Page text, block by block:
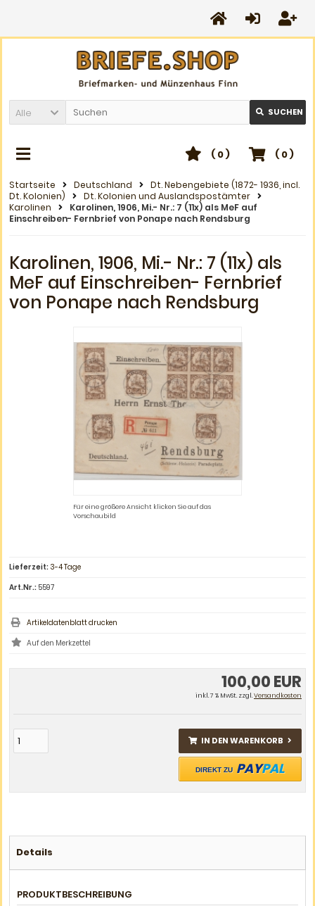
Alle SUCHEN
( 0)
( 0)
Startseite Deutschland
Dt. Nebengebiete (1872- 1936, incl.
Dt. Kolonien)
Dt. Kolonien und Auslandspostämter
Karolinen
Karolinen, 1906, Mi.- Nr.: 7 (11x) als MeF auf
Einschreiben- Fernbrief von Ponape nach Rendsburg
Karolinen, 1906, Mi.- Nr.: 7 (11x) als
MeF auf Einschreiben- Fernbrief
von Ponape nach Rendsburg
Für eine größere Ansicht klicken Sie auf das
Vorschaubild
100,00 EUR
inkl. 7 % MwSt. zzgl.Versandkosten
IN DEN WARENKORB
DIREKT ZU PAYPAL
Lieferzeit: 3-4 Tage
Art.Nr.: 5597
Artikeldatenblatt drucken
Details
PRODUKTBESCHREIBUNG